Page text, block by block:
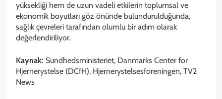
yüksekliği hem de uzun vadeli etkilerin toplumsal ve
ekonomik boyutları göz önünde bulundurulduğunda,
sağlık çevreleri tarafından olumlu bir adım olarak
değerlendiriliyor.
Kaynak: Sundhedsministeriet, Danmarks Center for
Hjernerystelse (DCfH), Hjernerystelsesforeningen, TV2
News